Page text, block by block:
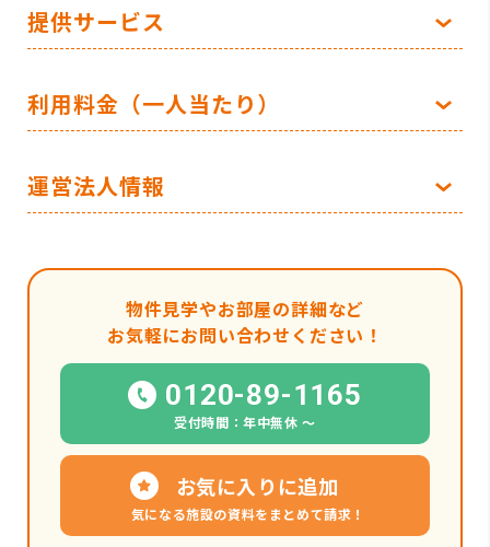
提供サービス
利用料金（一人当たり）
運営法人情報
物件見学やお部屋の詳細など
お気軽にお問い合わせください！
0120-89-1165
受付時間：年中無休 〜
お気に入りに追加
気になる施設の資料をまとめて請求！